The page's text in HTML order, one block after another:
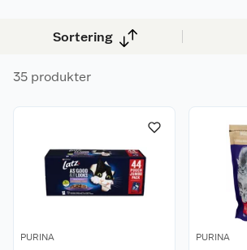
Sortering
35 produkter
PURINA PURINA